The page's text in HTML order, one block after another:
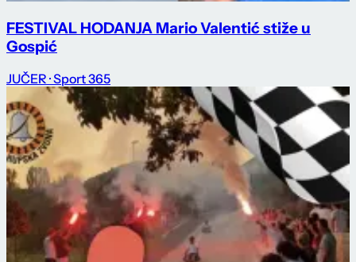
FESTIVAL HODANJA Mario Valentić stiže u
Gospić
JUČER · Sport 365